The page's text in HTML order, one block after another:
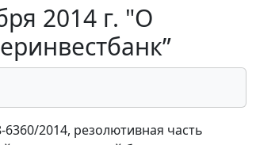
2014 г. "О
2014, резолютивная часть